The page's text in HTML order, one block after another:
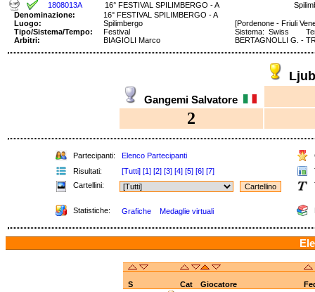
1808013A
16° FESTIVAL SPILIMBERGO - A
Denominazione:
16° FESTIVAL SPILIMBERGO - A
Luogo:
Spilimbergo
[Pordenone - Friuli
Tipo/Sistema/Tempo:
Festival
Sistema: Swiss
Arbitri:
BIAGIOLI Marco BERTAGNOLLI G. -
Gangemi Salvatore
2
Partecipanti: Elenco Partecipanti
Risultati:
[Tutti] [1] [2] [3] [4] [5] [6] [7]
Cartellini:
Statistiche: Grafiche Medaglie virtuali
S Cat Giocatore